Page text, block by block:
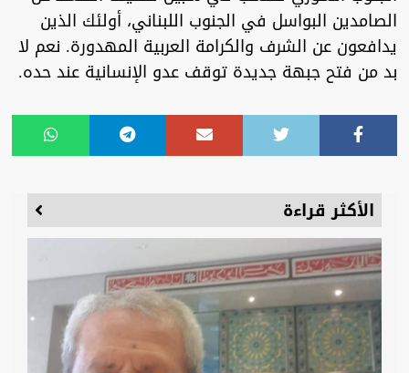
الصامدين البواسل في الجنوب اللبناني، أولئك الذين
يدافعون عن الشرف والكرامة العربية المهدورة. نعم لا
بد من فتح جبهة جديدة توقف عدو الإنسانية عند حده.
الأكثر قراءة